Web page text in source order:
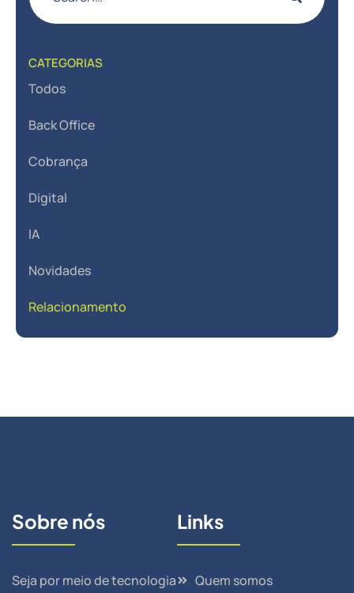
CATEGORIAS
Todos
Back Office
Cobrança
Digital
IA
Novidades
Relacionamento
Sobre nós
Seja por meio de tecnologia
Links
Quem somos